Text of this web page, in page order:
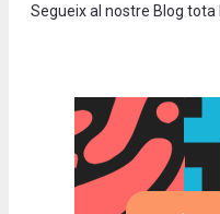
Segueix al nostre Blog tota